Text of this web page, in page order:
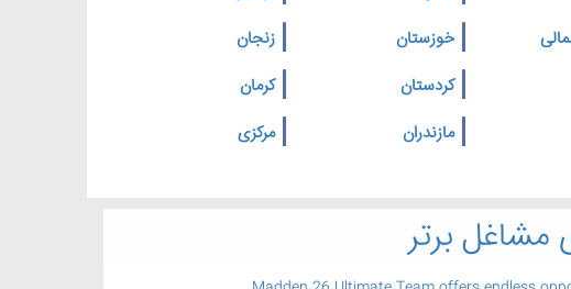
خوزستان
زنجان
کردستان
کرمان
مازندران
مرکزی
مشاغل برتر